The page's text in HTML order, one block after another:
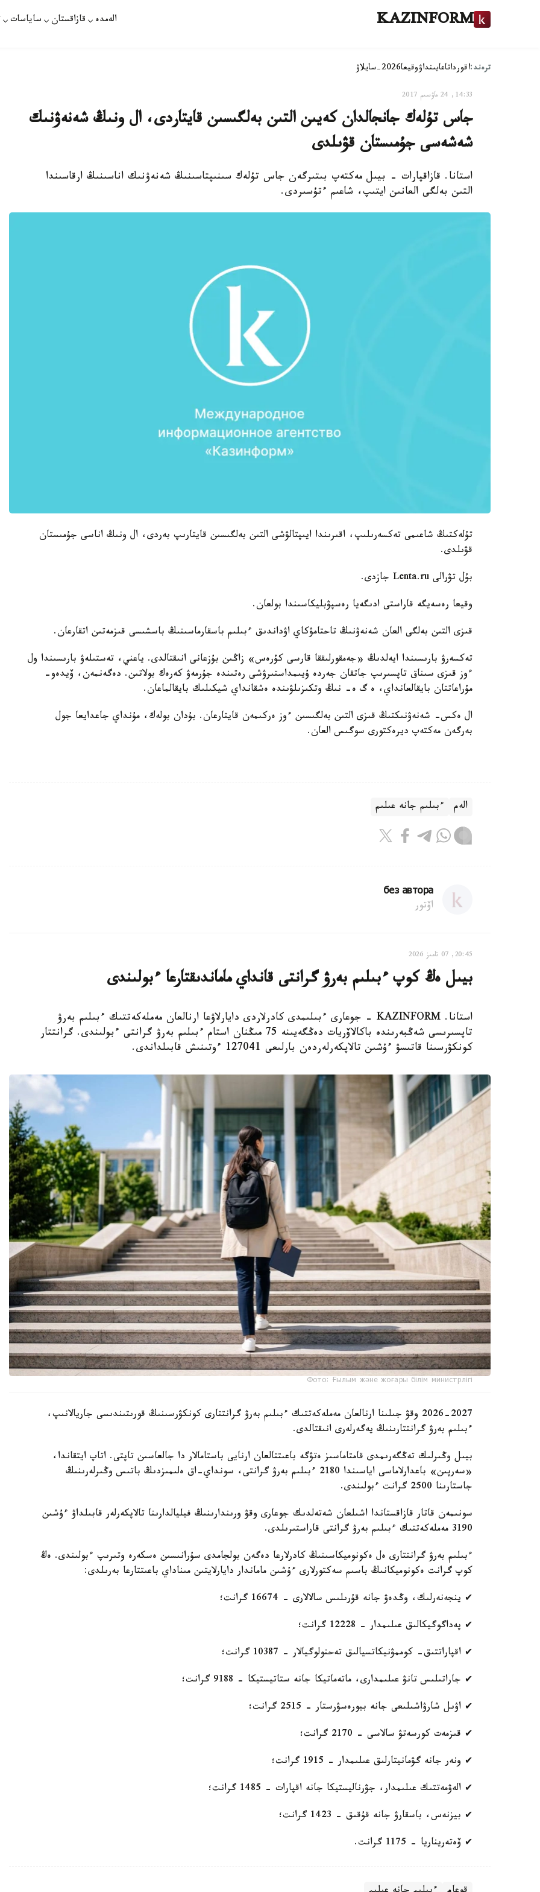
KAZINFORM الەمدە قازاقستان ساياسات
ترەند:اقورداتاعايىنداۋوقيعا2026-سايلاۋ
14:33, 24 ماۋسىم 2017
جاس تۇلەك جانجالدان كەيىن التىن بەلگىسىن قايتاردى، ال ونىڭ شەنەۋنىك
شەشەسى جۇمىستان قۋىلدى
استانا. قازاقپارات - بيىل مەكتەپ بىتىرگەن جاس تۇلەك سىنىپتاسىنىڭ شەنەۋنىك اناسىنىڭ ارقاسىندا
التىن بەلگى العانىن ايتىپ، شاعىم ءتۇسىردى.
تۇلەكتىڭ شاعىمى تەكسەرىلىپ، اقىرىندا ايىپتالۋشى التىن بەلگىسىن قايتارىپ بەردى، ال ونىڭ اناسى جۇمىستان
قۋىلدى.
بۇل تۋرالى Lenta.ru جازدى.
وقيعا رەسەيگە قاراستى ادىگەيا رەسپۋبليكاسىندا بولعان.
قىزى التىن بەلگى العان شەنەۋنىڭ تاحتامۋكاي اۋداندىق ءبىلىم باسقارماسىنىڭ باسشىسى قىزمەتىن اتقارعان.
تەكسەرۋ بارىسىندا ايەلدىڭ «جەمقورلىققا قارسى كۇرەس» زاڭىن بۇزعانى انىقتالدى. ياعني، تەستىلەۋ بارىسىندا ول
ءوز قىزى سىناق تاپسىرىپ جاتقان جەردە ۇيىمداستىرۋشى رەتىندە جۇرمەۋ كەرەك بولاتىن. دەگەنمەن، ۆيدەو-
مۇراعاتتان بايقالعانداي، ە گ ە- نىڭ وتكىزىلۋىندە ەشقانداي شيكىلىك بايقالماعان.
ال ەكس- شەنەۋنىكتىڭ قىزى التىن بەلگىسىن ءوز ەركىمەن قايتارعان. بۇدان بولەك، مۇنداي جاعدايعا جول
بەرگەن مەكتەپ ديرەكتورى سوگىس العان.
الەم ءبىلىم جانە عىلىم
без автора
اۆتور
20:45, 07 تامىز 2026
بيىل ەڭ كوپ ءبىلىم بەرۋ گرانتى قانداي ماماندىقتارعا ءبولىندى
استانا. KAZINFORM - جوعارى ءبىلىمدى كادرلاردى دايارلاۋعا ارنالعان مەملەكەتتىك ءبىلىم بەرۋ
تاپسىرىسى شەڭبەرىندە باكالاۆريات دەڭگەيىنە 75 مىڭنان استام ءبىلىم بەرۋ گرانتى ءبولىندى. گرانتتار
كونكۋرسىنا قاتىسۋ ءۇشىن تالاپكەرلەردەن بارلىعى 127041 ءوتىنىش قابىلداندى.
Фото: Ғылым және жоғары білім министрлігі
2026-2027 وقۋ جىلىنا ارنالعان مەملەكەتتىك ءبىلىم بەرۋ گرانتتارى كونكۋرسىنىڭ قورىتىندىسى جاريالانىپ،
ءبىلىم بەرۋ گرانتتارىنىڭ يەگەرلەرى انىقتالدى.
بيىل وڭىرلىك تەڭگەرىمدى قامتاماسىز ەتۋگە باعىتتالعان ارنايى باستامالار دا جالعاسىن تاپتى. اتاپ ايتقاندا،
«سەرپىن» باعدارلاماسى اياسىندا 2180 ءبىلىم بەرۋ گرانتى، سونداي-اق ەلىمىزدىڭ باتىس وڭىرلەرىنىڭ
جاستارىنا 2500 گرانت ءبولىندى.
سونىمەن قاتار قازاقستاندا اشىلعان شەتەلدىك جوعارى وقۋ ورىندارىنىڭ فيليالدارىنا تالاپكەرلەر قابىلداۋ ءۇشىن
3190 مەملەكەتتىك ءبىلىم بەرۋ گرانتى قاراستىرىلدى.
ءبىلىم بەرۋ گرانتتارى ەل ەكونوميكاسىنىڭ كادرلارعا دەگەن بولجامدى سۇرانىسىن ەسكەرە وتىرىپ ءبولىندى. ەڭ
كوپ گرانت ەكونوميكانىڭ باسىم سەكتورلارى ءۇشىن ماماندار دايارلايتىن مىناداي باعىتتارعا بەرىلدى:
✔ ينجەنەرلىك، وڭدەۋ جانە قۇرىلىس سالالارى - 16674 گرانت؛
✔ پەداگوگيكالىق عىلىمدار - 12228 گرانت؛
✔ اقپاراتتىق- كوممۋنيكاتسيالىق تەحنولوگيالار - 10387 گرانت؛
✔ جاراتىلىس تانۋ عىلىمدارى، ماتەماتيكا جانە ستاتيستيكا - 9188 گرانت؛
✔ اۋىل شارۋاشىلىعى جانە بيورەسۋرستار - 2515 گرانت؛
✔ قىزمەت كورسەتۋ سالاسى - 2170 گرانت؛
✔ ونەر جانە گۋمانيتارلىق عىلىمدار - 1915 گرانت؛
✔ الەۋمەتتىك عىلىمدار، جۋرناليستيكا جانە اقپارات - 1485 گرانت؛
✔ بيزنەس، باسقارۋ جانە قۇقىق - 1423 گرانت؛
✔ ۆەتەريناريا - 1175 گرانت.